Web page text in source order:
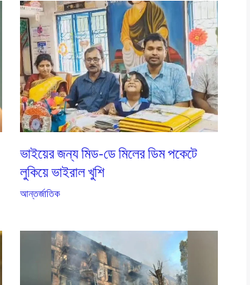
ভাইয়ের জন্য মিড-ডে মিলের ডিম পকেটে
লুকিয়ে ভাইরাল খুশি
আন্তর্জাতিক